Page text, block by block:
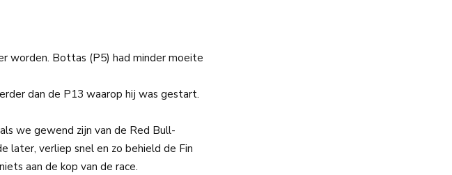
worden. Bottas (P5) had minder moeite
dan de P13 waarop hij was gestart.
we gewend zijn van de Red Bull-
later, verliep snel en zo behield de Fin
aan de kop van de race.